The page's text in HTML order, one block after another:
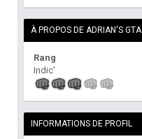
À PROPOS DE ADRIAN'S GTA
Rang
Indic'
INFORMATIONS DE PROFIL